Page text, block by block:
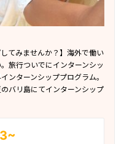
てみませんか？】海外で働い
旅行ついでにインターンシッ
ンターンシッププログラム。
バリ島にてインターンシップ